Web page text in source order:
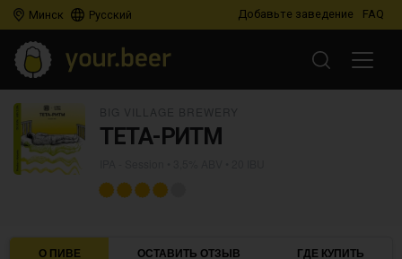
Минск Русский Добавьте заведение FAQ
ТЕТА-РИТМ
О ПИВЕ ОСТАВИТЬ ОТЗЫВ ГДЕ КУПИТЬ